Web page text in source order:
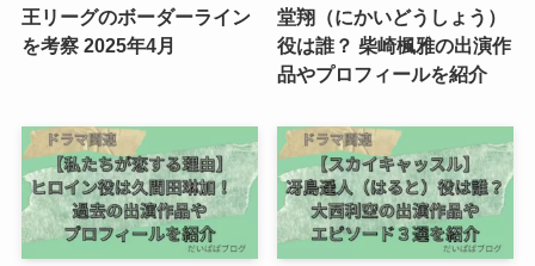
王リーグのボーダーライン
を考察 2025年4月
堂翔（にかいどうしょう）
役は誰？ 柴崎楓雅の出演作
品やプロフィールを紹介